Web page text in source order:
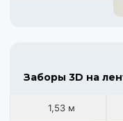
Заборы 3D на
1,53 м